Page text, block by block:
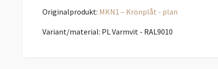
Originalprodukt: MKN1 – Krönplåt - plan
Variant/material: PL Varmvit - RAL9010